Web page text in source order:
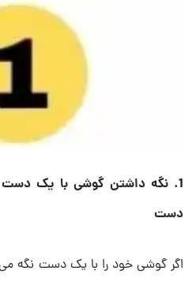
1. نگه داشتن گوشی با یک
دست
اگر گوشی خود را با یک دست نگه